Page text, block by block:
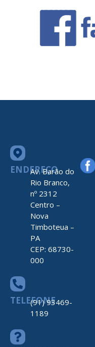
ENDEREÇO
Av. Barão do
Rio Branco,
nº 2312
Centro –
Nova
Timboteua –
PA
CEP: 68730-
000
TELEFONE
(91) 93469-
1189